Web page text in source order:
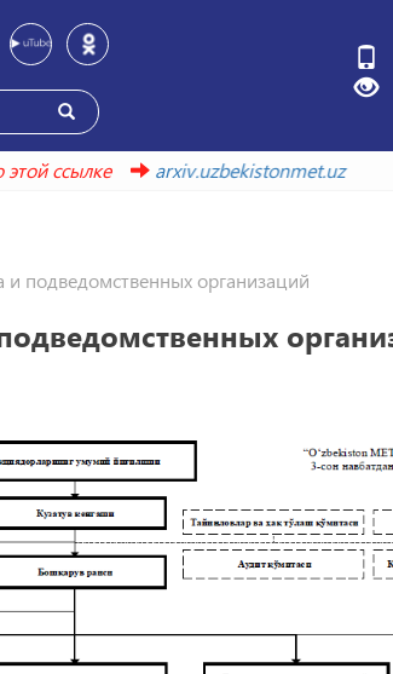
по этой ссылке
arxiv.uzbekistonmet.uz
и подведомственных организаций